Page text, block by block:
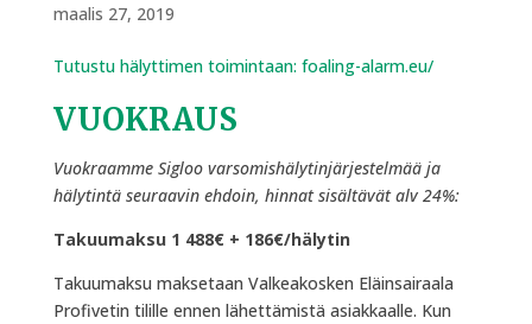
maalis 27, 2019
Tutustu hälyttimen toimintaan: foaling-alarm.eu/
VUOKRAUS
Vuokraamme Sigloo varsomishälytinjärjestelmää ja
hälytintä seuraavin ehdoin, hinnat sisältävät alv 24%:
Takuumaksu 1 488€ + 186€/hälytin
Takuumaksu maksetaan Valkeakosken Eläinsairaala
Profivetin tilille ennen lähettämistä asiakkaalle. Kun